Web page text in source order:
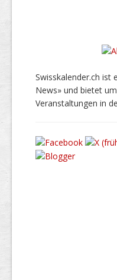
Swisskalender.ch ist
News» und bietet
Veranstaltungen in